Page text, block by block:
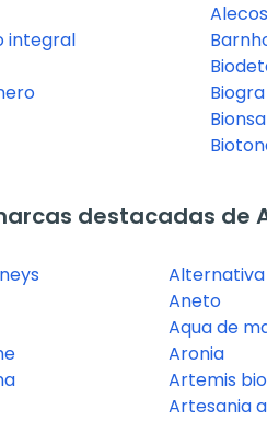
integral
Biogra
destacadas de
Alternativa
Aneto
Aqua de
Aronia
Artemis bio
Artesania